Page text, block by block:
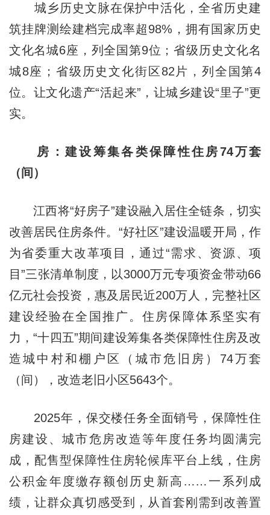
城乡历史文脉在保护中活化，全省历史建
筑挂牌测绘建档完成率超98%，拥有国家历史
文化名城6座，列全国第9位；省级历史文化名
城8座；省级历史文化街区82片，列全国第4
位。让文化遗产“活起来”，让城乡建设“里子”更
实。
房：建设筹集各类保障性住房74万套
（间）
江西将“好房子”建设融入居住全链条，切实
改善居民住房条件。“好社区”建设温暖开局，作
为省委重大改革项目，通过“需求、资源、项
目”三张清单制度，以3000万元专项资金带动66
亿元社会投资，惠及居民近200万人，完整社区
建设经验在全国推广。住房保障体系坚实有
力，“十四五”期间建设筹集各类保障性住房及改
造城中村和棚户区（城市危旧房）74万套
（间），改造老旧小区5643个。
2025年，保交楼任务全面销号，保障性住
房建设、城市危房改造等年度任务均圆满完
成，配售型保障性住房轮候库平台上线，住房
公积金年度缴存额创历史新高……一系列成
绩，让群众真切感受到，从首套刚需到改善置